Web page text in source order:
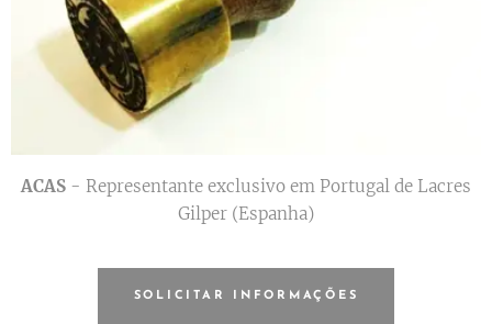
ACAS - Representante exclusivo em Portugal de Lacres
Gilper (Espanha)
SOLICITAR INFORMAÇÕES